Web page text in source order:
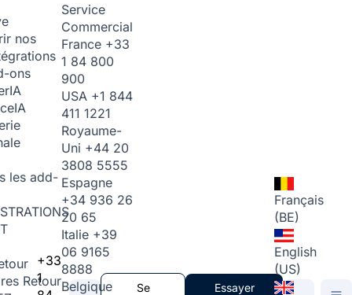
nos
ons
IA
IA
les add-
Retour
+33
1
Service
Commercial
France +33
1 84 800
900
USA +1 844
411 1221
Royaume-
Uni +44 20
3808 5555
Espagne
+34 936 26
20 65
Italie +39
06 9165
8888
Belgique
Se
Essayer
Français
(BE)
English
(US)